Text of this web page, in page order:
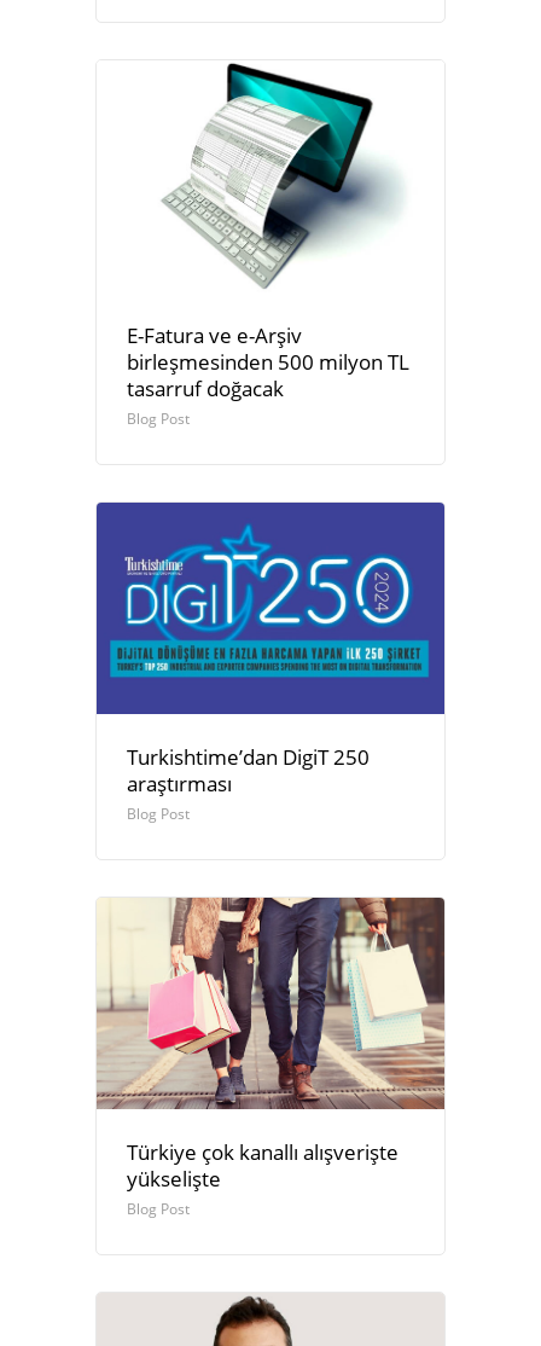
E-Fatura ve e-Arşiv
birleşmesinden 500 milyon TL
tasarruf doğacak
Blog Post
Turkishtime’dan DigiT 250
araştırması
Blog Post
Türkiye çok kanallı alışverişte
yükselişte
Blog Post